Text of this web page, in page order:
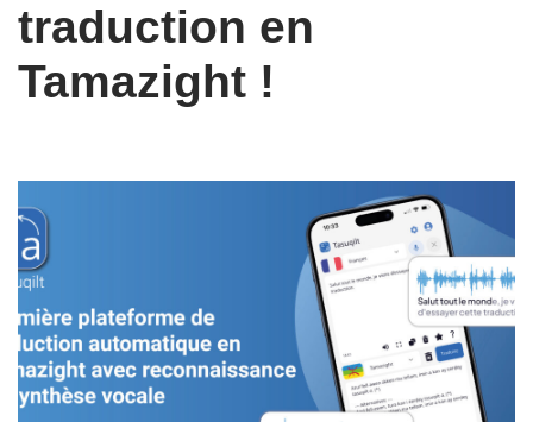
traduction en
Tamazight !